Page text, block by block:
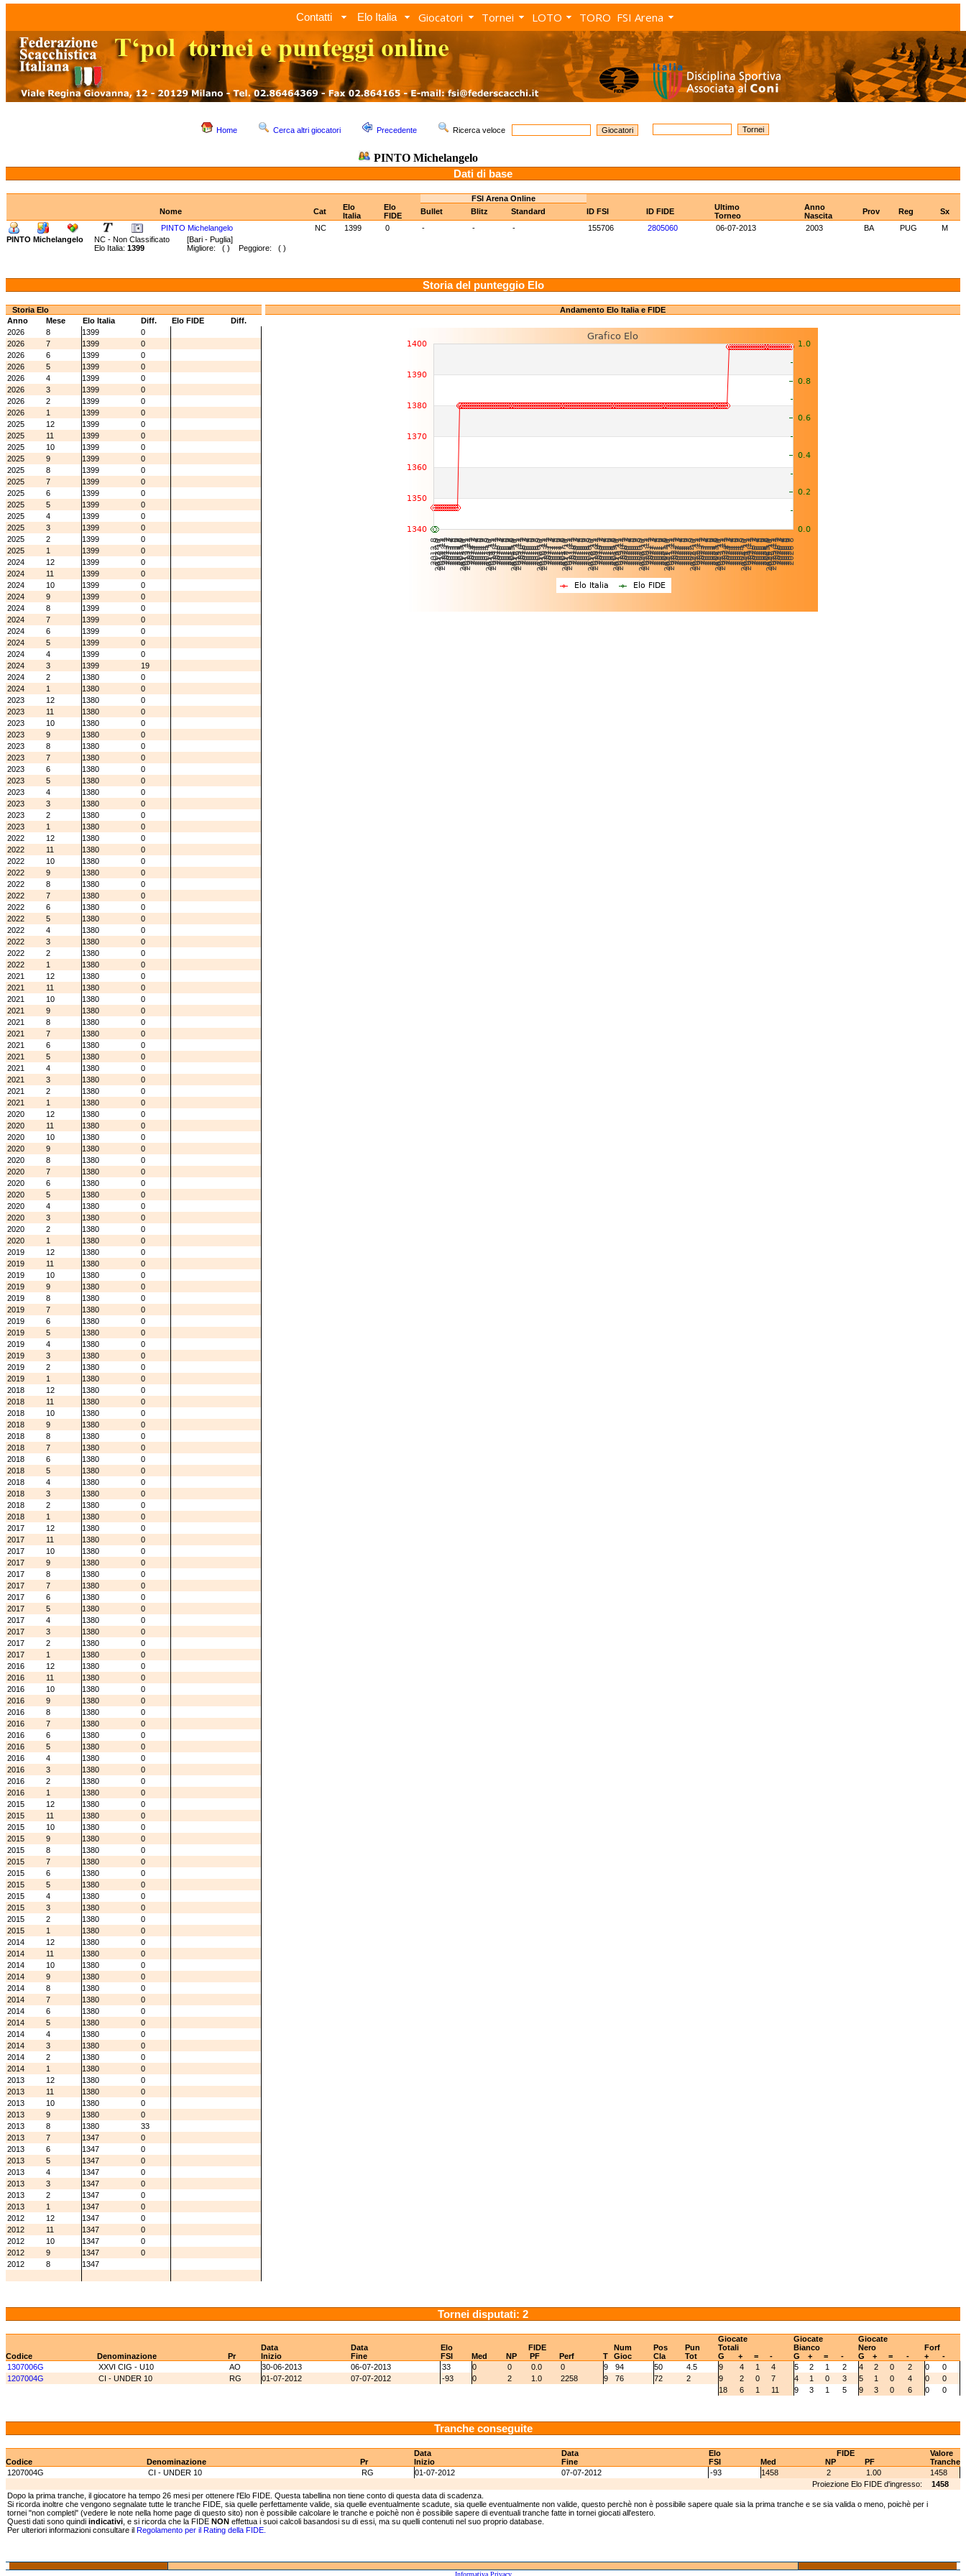
Contatti Elo Italia Giocatori Tornei LOTO TORO FSI Arena
Home Cerca altri giocatori Precedente Ricerca veloce
PINTO Michelangelo
Dati di base
FSI Arena Online
Nome
Cat
Elo
Italia
Elo
FIDE
Bullet Blitz Standard ID FSI ID FIDE
Ultimo
Torneo
Anno
Nascita
Prov Reg
Sx
PINTO Michelangelo
NC 1399 0 - - - 155706 2805060 06-07-2013 2003 BA PUG
M
PINTO Michelangelo
NC - Non Classificato [Bari - Puglia]
Elo Italia: 1399 Migliore: ( ) Peggiore: ( )
Storia del punteggio Elo
Storia Elo
Anno
Mese Elo Italia Diff. Elo FIDE
Diff.
2026
8 1399
0
2026
7 1399
0
2026
6 1399
0
2026
5 1399
0
2026
4 1399
0
2026
3 1399
0
2026
2 1399
0
2026
1 1399
0
2025
12 1399
0
2025
11 1399
0
2025
10 1399
0
2025
9 1399
0
2025
8 1399
0
2025
7 1399
0
2025
6 1399
0
2025
5 1399
0
2025
4 1399
0
2025
3 1399
0
2025
2 1399
0
2025
1 1399
0
2024
12 1399
0
2024
11 1399
0
2024
10 1399
0
2024
9 1399
0
2024
8 1399
0
2024
7 1399
0
2024
6 1399
0
2024
5 1399
0
2024
4 1399
0
2024
3 1399
19
2024
2 1380
0
2024
1 1380
0
2023
12 1380
0
2023
11 1380
0
2023
10 1380
0
2023
9 1380
0
2023
8 1380
0
2023
7 1380
0
2023
6 1380
0
2023
5 1380
0
2023
4 1380
0
2023
3 1380
0
2023
2 1380
0
2023
1 1380
0
2022
12 1380
0
2022
11 1380
0
2022
10 1380
0
2022
9 1380
0
2022
8 1380
0
2022
7 1380
0
2022
6 1380
0
2022
5 1380
0
2022
4 1380
0
2022
3 1380
0
2022
2 1380
0
2022
1 1380
0
2021
12 1380
0
2021
11 1380
0
2021
10 1380
0
2021
9 1380
0
2021
8 1380
0
2021
7 1380
0
2021
6 1380
0
2021
5 1380
0
2021
4 1380
0
2021
3 1380
0
2021
2 1380
0
2021
1 1380
0
2020
12 1380
0
2020
11 1380
0
2020
10 1380
0
2020
9 1380
0
2020
8 1380
0
2020
7 1380
0
2020
6 1380
0
2020
5 1380
0
2020
4 1380
0
2020
3 1380
0
2020
2 1380
0
2020
1 1380
0
2019
12 1380
0
2019
11 1380
0
2019
10 1380
0
2019
9 1380
0
2019
8 1380
0
2019
7 1380
0
2019
6 1380
0
2019
5 1380
0
2019
4 1380
0
2019
3 1380
0
2019
2 1380
0
2019
1 1380
0
2018
12 1380
0
2018
11 1380
0
2018
10 1380
0
2018
9 1380
0
2018
8 1380
0
2018
7 1380
0
2018
6 1380
0
2018
5 1380
0
2018
4 1380
0
2018
3 1380
0
2018
2 1380
0
2018
1 1380
0
2017
12 1380
0
2017
11 1380
0
2017
10 1380
0
2017
9 1380
0
2017
8 1380
0
2017
7 1380
0
2017
6 1380
0
2017
5 1380
0
2017
4 1380
0
2017
3 1380
0
2017
2 1380
0
2017
1 1380
0
2016
12 1380
0
2016
11 1380
0
2016
10 1380
0
2016
9 1380
0
2016
8 1380
0
2016
7 1380
0
2016
6 1380
0
2016
5 1380
0
2016
4 1380
0
2016
3 1380
0
2016
2 1380
0
2016
1 1380
0
2015
12 1380
0
2015
11 1380
0
2015
10 1380
0
2015
9 1380
0
2015
8 1380
0
2015
7 1380
0
2015
6 1380
0
2015
5 1380
0
2015
4 1380
0
2015
3 1380
0
2015
2 1380
0
2015
1 1380
0
2014
12 1380
0
2014
11 1380
0
2014
10 1380
0
2014
9 1380
0
2014
8 1380
0
2014
7 1380
0
2014
6 1380
0
2014
5 1380
0
2014
4 1380
0
2014
3 1380
0
2014
2 1380
0
2014
1 1380
0
2013
12 1380
0
2013
11 1380
0
2013
10 1380
0
2013
9 1380
0
2013
8 1380
33
2013
7 1347
0
2013
6 1347
0
2013
5 1347
0
2013
4 1347
0
2013
3 1347
0
2013
2 1347
0
2013
1 1347
0
2012
12 1347
0
2012
11 1347
0
2012
10 1347
0
2012
9 1347
0
2012
8 1347
Andamento Elo Italia e FIDE
Tornei disputati: 2
Data Data Elo FIDE Num Pos Pun
Giocate
Totali
Giocate
Bianco
Giocate
Nero
Forf
Codice
Denominazione Pr Inizio Fine FSI Med NP PF Perf T Gioc Cla Tot G + = - G + = - G + = - +
-
1307006G
XXVI CIG - U10 AO 30-06-2013 06-07-2013 33 0 0 0.0 0 9 94 50 4.5 9 4 1 4 5 2 1 2 4 2 0 2 0
0
1207004G
CI - UNDER 10 RG 01-07-2012 07-07-2012 -93 0 2 1.0 2258 9 76 72 2 9 2 0 7 4 1 0 3 5 1 0 4 0
0
18
6 1 11 9 3 1 5 9 3 0 6 0 0
Tranche conseguite
Data Data Elo FIDE
Valore
Codice
Denominazione Pr Inizio Fine FSI Med NP PF
Tranche
1207004G
CI - UNDER 10 RG 01-07-2012 07-07-2012 -93 1458 2 1.00
1458
Proiezione Elo FIDE d'ingresso:
1458
Dopo la prima tranche, il giocatore ha tempo 26 mesi per ottenere l'Elo FIDE. Questa tabellina non tiene conto di questa data di scadenza.
Si ricorda inoltre che vengono segnalate tutte le tranche FIDE, sia quelle perfettamente valide, sia quelle eventualmente scadute, sia quelle eventualmente non valide, questo perchè non è possibile sapere quale sia la prima tranche e se sia valida o meno, poichè per i
tornei "non completi" (vedere le note nella home page di questo sito) non è possibile calcolare le tranche e poichè non è possibile sapere di eventuali tranche fatte in tornei giocati all'estero.
Questi dati sono quindi indicativi , e si ricorda che la FIDE NON effettua i suoi calcoli basandosi su di essi, ma su quelli contenuti nel suo proprio database.
Per ulteriori informazioni consultare il Regolamento per il Rating della FIDE.
Informativa Privacy